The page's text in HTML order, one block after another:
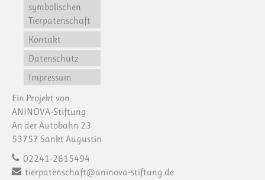
symbolischen
Tierpatenschaft
Kontakt
Datenschutz
Impressum
Ein Projekt von:
ANINOVA-Stiftung
An der Autobahn 23
53757 Sankt Augustin
02241-2615494
tierpatenschaft@aninova-stiftung.de